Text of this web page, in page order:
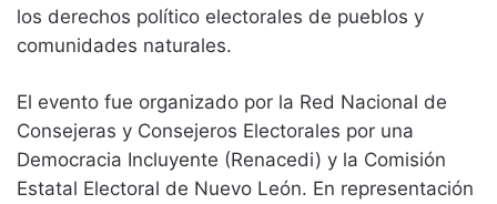
los derechos político electorales de pueblos y
comunidades naturales.
El evento fue organizado por la Red Nacional de
Consejeras y Consejeros Electorales por una
Democracia Incluyente (Renacedi) y la Comisión
Estatal Electoral de Nuevo León. En representación